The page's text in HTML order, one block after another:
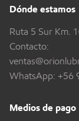
Dónde estamos
Ruta 5 Sur Km.
Contacto:
WhatsApp: +56
Medios de pago